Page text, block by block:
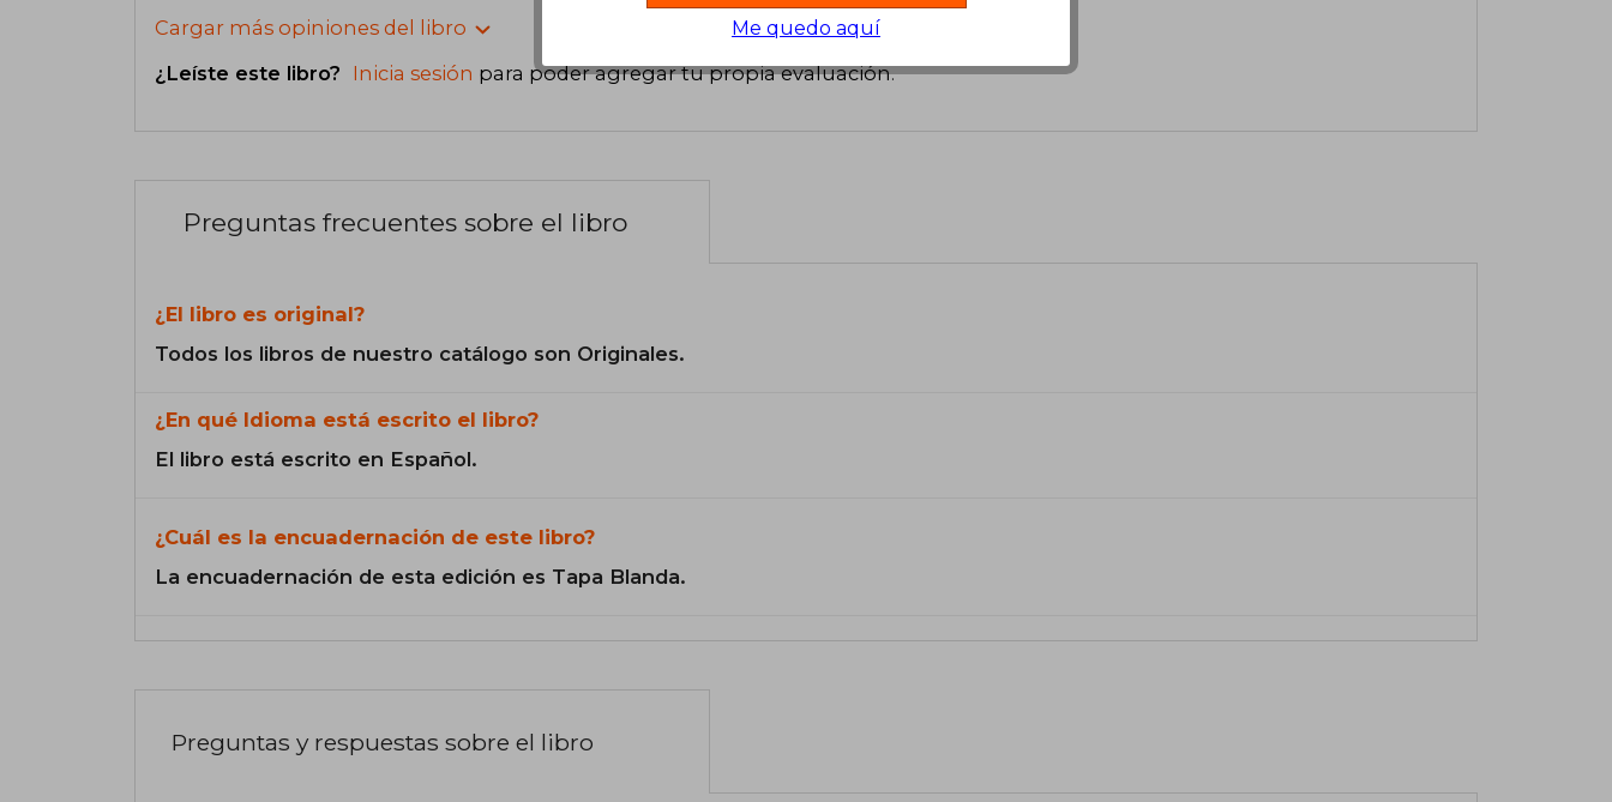
Cargar más opiniones del libro
¿Leíste este libro? Inicia sesión para poder agregar tu propia evaluación.
Preguntas frecuentes sobre el libro
¿El libro es original?
Todos los libros de nuestro catálogo son Originales.
¿En qué Idioma está escrito el libro?
El libro está escrito en Español.
¿Cuál es la encuadernación de este libro?
La encuadernación de esta edición es Tapa Blanda.
Preguntas y respuestas sobre el libro
Me quedo aquí